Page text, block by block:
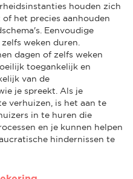
houden zich
het precies aanhouden
Eenvoudige
weken duren.
dagen of zelfs weken
toegankelijk en
van de
je spreekt. Als je
verhuizen, is het aan te
in te huren die
en je kunnen helpen
hindernissen te